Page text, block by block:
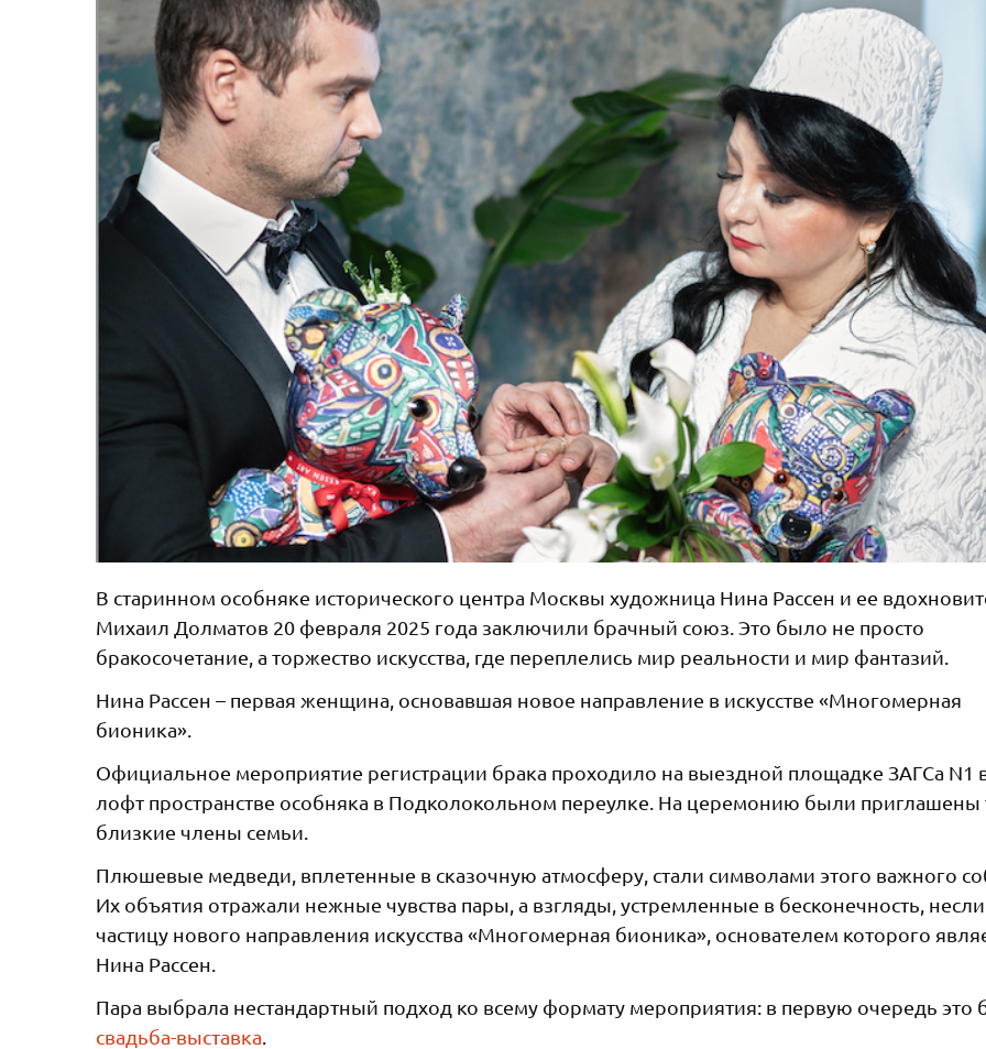
В старинном особняке исторического центра Москвы художница Нина Рассен и ее
Михаил Долматов 20 февраля 2025 года заключили брачный союз. Это было не просто
бракосочетание, а торжество искусства, где переплелись мир реальности и мир фантазий.
Нина Рассен – первая женщина, основавшая новое направление в искусстве «Многомерная
бионика».
Официальное мероприятие регистрации брака проходило на выездной площадке ЗАГСа N1
лофт пространстве особняка в Подколокольном переулке. На церемонию были приглашены
близкие члены семьи.
Плюшевые медведи, вплетенные в сказочную атмосферу, стали символами этого важного
Их объятия отражали нежные чувства пары, а взгляды, устремленные в бесконечность, несли
частицу нового направления искусства «Многомерная бионика», основателем которого
Нина Рассен.
Пара выбрала нестандартный подход ко всему формату мероприятия: в первую очередь это
свадьба-выставка